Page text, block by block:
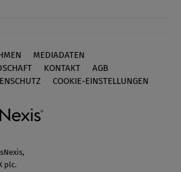
MEDIADATEN
KONTAKT
AGB
COOKIE-EINSTELLUNGEN
plc.